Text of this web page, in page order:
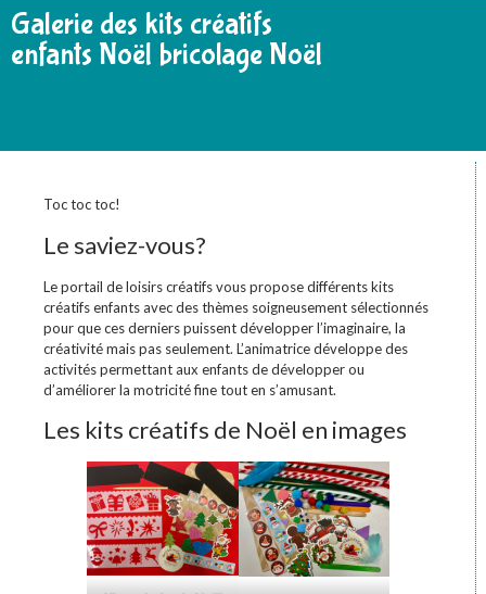
Galerie des kits créatifs
enfants Noël bricolage Noël
Toc toc toc!
Le saviez-vous?
Le portail de loisirs créatifs vous propose différents kits
créatifs enfants avec des thèmes soigneusement sélectionnés
pour que ces derniers puissent développer l’imaginaire, la
créativité mais pas seulement. L’animatrice développe des
activités permettant aux enfants de développer ou
d’améliorer la motricité fine tout en s’amusant.
Les kits créatifs de Noël en images